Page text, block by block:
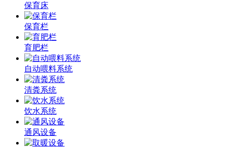
保育床
保育栏
育肥栏
自动喂料系统
清粪系统
饮水系统
通风设备